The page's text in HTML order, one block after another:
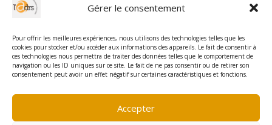
Gérer le consentement
Pour offrir les meilleures expériences, nous utilisons des technologies telles que les
cookies pour stocker et/ou accéder aux informations des appareils. Le fait de consentir à
ces technologies nous permettra de traiter des données telles que le comportement de
navigation ou les ID uniques sur ce site. Le fait de ne pas consentir ou de retirer son
consentement peut avoir un effet négatif sur certaines caractéristiques et fonctions.
Accepter